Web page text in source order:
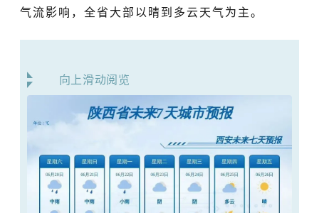
气流影响，全省大部以晴到多云天气为主。
向上滑动阅览